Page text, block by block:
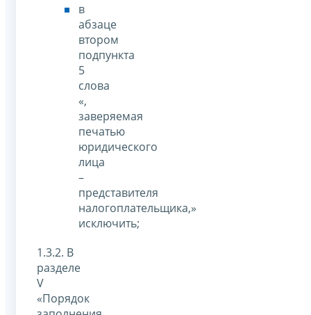
в
абзаце
втором
подпункта
5
слова
«,
заверяемая
печатью
юридического
лица
–
представителя
налогоплательщика,»
исключить;
1.3.2. В
разделе
V
«Порядок